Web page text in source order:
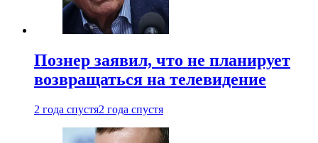
Познер заявил, что не планирует
возвращаться на телевидение
2 года спустя2 года спустя